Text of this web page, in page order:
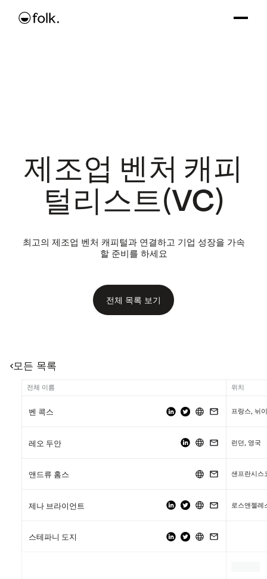
제조업 벤처 캐피
털리스트(VC)
최고의 제조업 벤처 캐피털과 연결하고 기업 성장을 가속
할 준비를 하세요
전체 목록 보기
모든 목록
전체 이름 위치
벤 콕스 프랑스, 뉘
레오 두안 런던, 영국
앤드류 홈스 샌프란시스
제나 브라이언트 로스앤젤레
스테파니 도지